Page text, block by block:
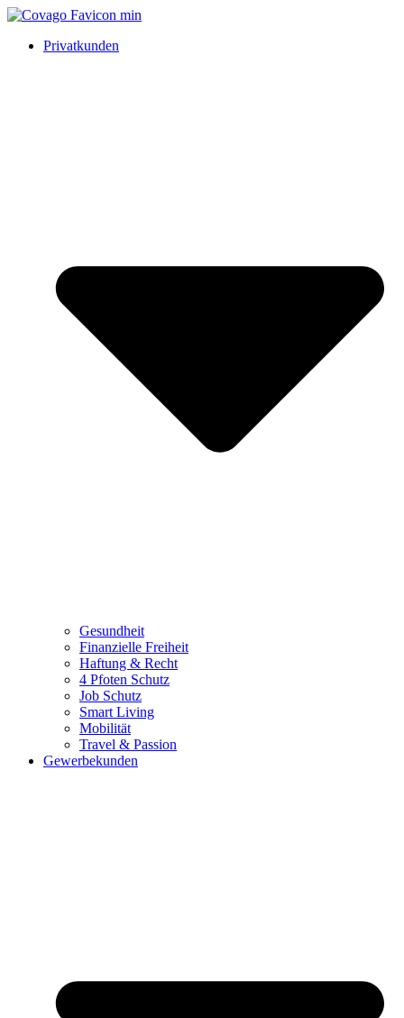
Privatkunden
Gesundheit
Finanzielle Freiheit
Haftung & Recht
4 Pfoten Schutz
Job Schutz
Smart Living
Mobilität
Travel & Passion
Gewerbekunden